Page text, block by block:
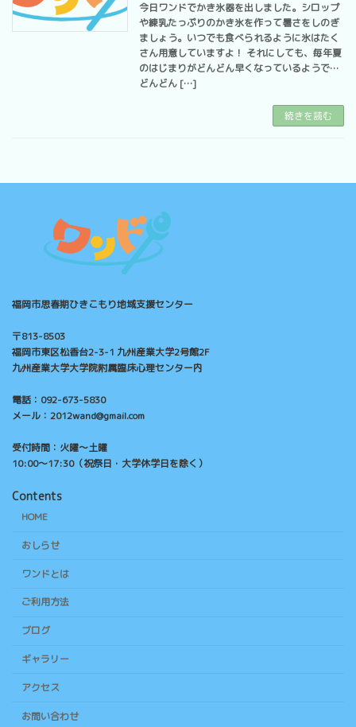
今日ワンドでかき氷器を出しました。シロップ
や練乳たっぷりのかき氷を作って暑さをしのぎ
ましょう。いつでも食べられるように氷はたく
さん用意していますよ！ それにしても、毎年夏
のはじまりがどんどん早くなっているようで…
どんどん […]
続きを読む
福岡市思春期ひきこもり地域支援センター
〒813-8503
福岡市東区松香台2-3-1 九州産業大学2号館2F
九州産業大学大学院附属臨床心理センター内
電話：092-673-5830
メール：2012wand@gmail.com
受付時間：火曜～土曜
10:00～17:30（祝祭日・大学休学日を除く）
Contents
HOME
おしらせ
ワンドとは
ご利用方法
ブログ
ギャラリー
アクセス
お問い合わせ